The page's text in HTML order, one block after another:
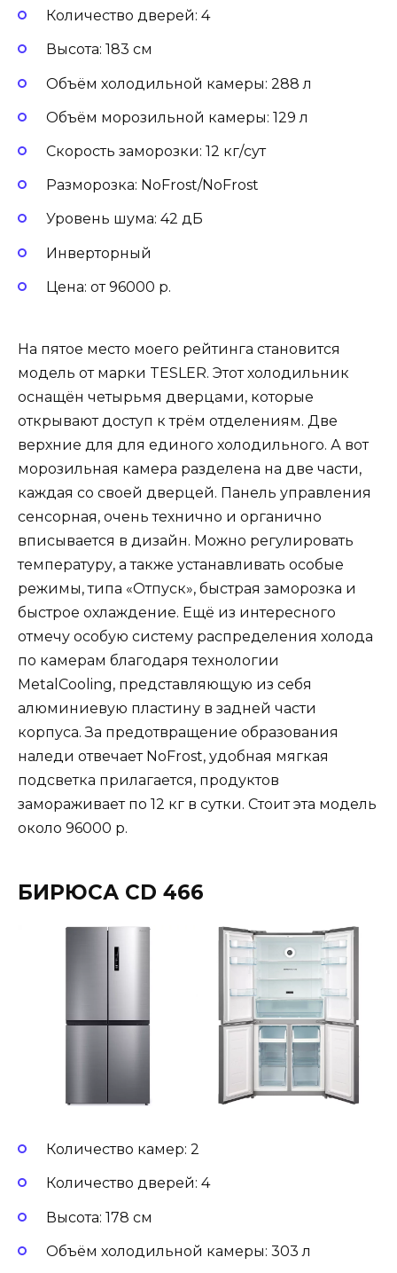
Количество дверей: 4
Высота: 183 см
Объём холодильной камеры: 288 л
Объём морозильной камеры: 129 л
Скорость заморозки: 12 кг/сут
Разморозка: NoFrost/NoFrost
Уровень шума: 42 дБ
Инверторный
Цена: от 96000 р.
На пятое место моего рейтинга становится
модель от марки TESLER. Этот холодильник
оснащён четырьмя дверцами, которые
открывают доступ к трём отделениям. Две
верхние для для единого холодильного. А вот
морозильная камера разделена на две части,
каждая со своей дверцей. Панель управления
сенсорная, очень технично и органично
вписывается в дизайн. Можно регулировать
температуру, а также устанавливать особые
режимы, типа «Отпуск», быстрая заморозка и
быстрое охлаждение. Ещё из интересного
отмечу особую систему распределения холода
по камерам благодаря технологии
MetalCooling, представляющую из себя
алюминиевую пластину в задней части
корпуса. За предотвращение образования
наледи отвечает NoFrost, удобная мягкая
подсветка прилагается, продуктов
замораживает по 12 кг в сутки. Стоит эта модель
около 96000 р.
БИРЮСА CD 466
Количество камер: 2
Количество дверей: 4
Высота: 178 см
Объём холодильной камеры: 303 л